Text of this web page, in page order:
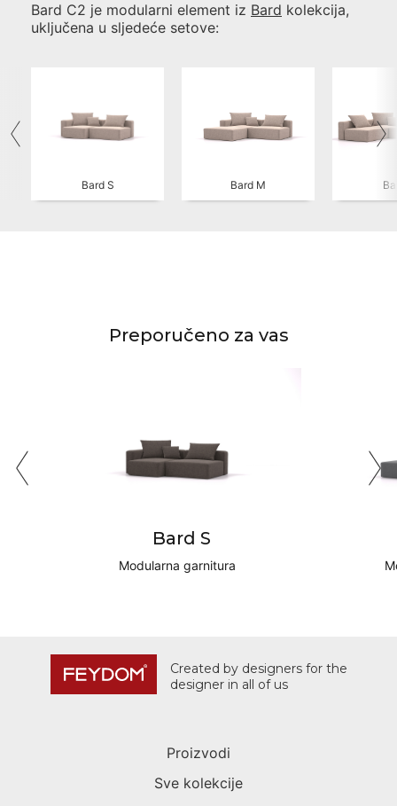
Bard C2 je modularni element iz Bard kolekcija,
uključena u sljedeće setove:
Bard S Bard M
Preporučeno za vas
Bard S
Modularna garnitura
Created by designers for the
designer in all of us
Proizvodi
Sve kolekcije